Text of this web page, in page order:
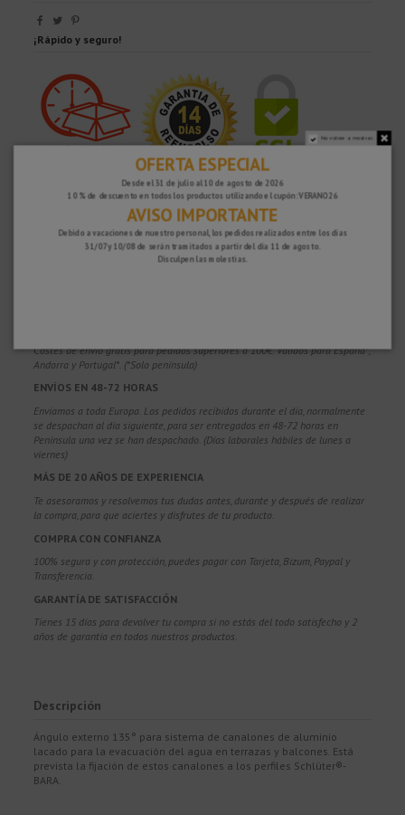
¡Rápido y seguro!
Costes de envío gratis para pedidos superiores a 100€. Válidos para España*,
Andorra y Portugal*. (*Solo península)
ENVÍOS EN 48-72 HORAS
Enviamos a toda Europa. Los pedidos recibidos durante el día, normalmente
se despachan al día siguiente, para ser entregados en 48-72 horas en
Península una vez se han despachado. (Días laborales hábiles de lunes a
viernes)
MÁS DE 20 AÑOS DE EXPERIENCIA
Te asesoramos y resolvemos tus dudas antes, durante y después de realizar
la compra, para que aciertes y disfrutes de tu producto.
COMPRA CON CONFIANZA
100% segura y con protección, puedes pagar con Tarjeta, Bizum, Paypal y
Transferencia.
GARANTÍA DE SATISFACCIÓN
Tienes 15 días para devolver tu compra si no estás del todo satisfecho y 2
años de garantía en todos nuestros productos.
Descripción
Ángulo externo 135° para sistema de canalones de aluminio
lacado para la evacuación del agua en terrazas y balcones. Está
prevista la fijación de estos canalones a los perfiles Schlüter®-
BARA.
No volver a mostrar.
OFERTA ESPECIAL
Desde el 31 de julio al 10 de agosto de 2026
10 % de descuento en todos los productos utilizando el cupón: VERANO26
AVISO IMPORTANTE
Debido a vacaciones de nuestro personal, los pedidos realizados entre los días
31/07 y 10/08 de serán tramitados a partir del día 11 de agosto.
Disculpen las molestias.